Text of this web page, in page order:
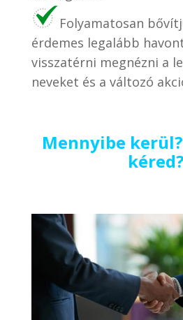
Folyamatosan
érdemes legalább
visszatérni megnézni a
neveket és a változó
Mennyibe
kéred?